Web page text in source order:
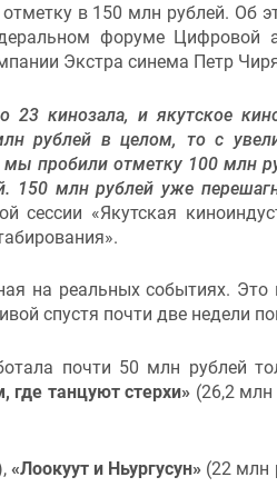
в 150 млн рублей. Об
форуме Цифровой
Экстра синема Петр
23 кинозала, и якутское
рублей в целом, то с
пробили отметку 100 млн
150 млн рублей уже
сессии «Якутская
на реальных событиях. Это
спустя почти две недели
почти 50 млн рублей
где танцуют стерхи» (26,2 млн
«Лоокуут и Ньургусун» (22 млн